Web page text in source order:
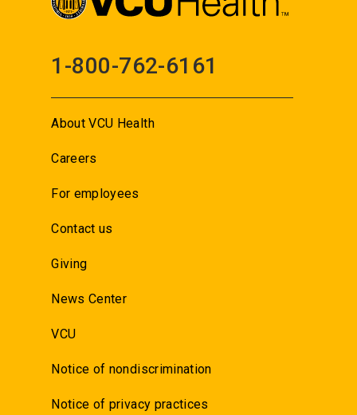
1-800-762-6161
About VCU Health
Careers
For employees
Contact us
Giving
News Center
VCU
Notice of nondiscrimination
Notice of privacy practices